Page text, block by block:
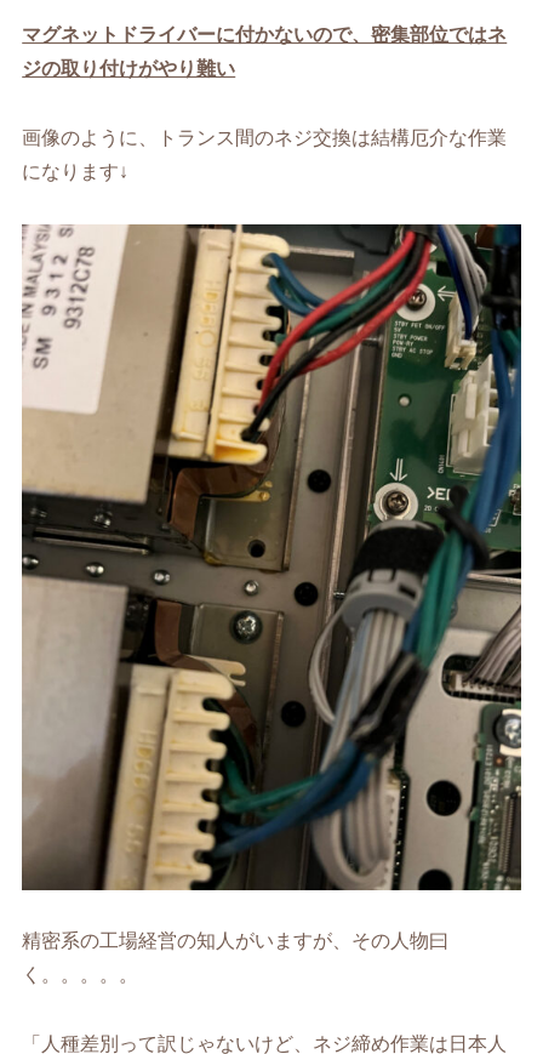
マグネットドライバーに付かないので、密集部位ではネ
ジの取り付けがやり難い
画像のように、トランス間のネジ交換は結構厄介な作業
になります↓
精密系の工場経営の知人がいますが、その人物曰
く。。。。。
「人種差別って訳じゃないけど、ネジ締め作業は日本人